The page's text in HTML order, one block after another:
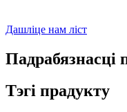
Дашліце нам ліст
Падрабязнасці
Тэгі прадукту